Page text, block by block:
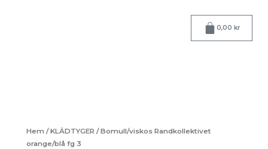
0,00 kr
Varukorg
Hem /KLÄDTYGER / Bomull/viskos Randkollektivet
orange/blå fg 3